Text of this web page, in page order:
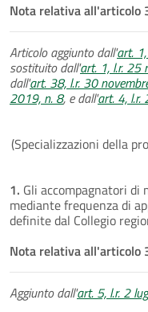
Nota relativa all'articolo
Articolo aggiunto dall'art.
sostituito dall'art. 1, l.r. 25
dall'art. 38, l.r. 30
2019, n. 8, e dall'art. 4, l.r.
(Specializzazioni della
1. Gli accompagnatori di
mediante frequenza di
definite dal Collegio
Nota relativa all'articolo
Aggiunto dall'art. 5, l.r. 2